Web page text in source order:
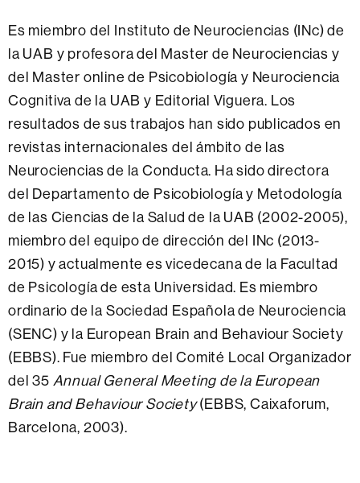
Es miembro del Instituto de Neurociencias (INc) de
la UAB y profesora del Master de Neurociencias y
del Master online de Psicobiología y Neurociencia
Cognitiva de la UAB y Editorial Viguera. Los
resultados de sus trabajos han sido publicados en
revistas internacionales del ámbito de las
Neurociencias de la Conducta. Ha sido directora
del Departamento de Psicobiología y Metodología
de las Ciencias de la Salud de la UAB (2002-2005),
miembro del equipo de dirección del INc (2013-
2015) y actualmente es vicedecana de la Facultad
de Psicologíade esta Universidad. Es miembro
ordinario de la Sociedad Española de Neurociencia
(SENC) y la European Brain and Behaviour Society
(EBBS). Fue miembro del Comité Local Organizador
del 35 Annual General Meeting de la European
Brain and Behaviour Society(EBBS, Caixaforum,
Barcelona, ​​2003).